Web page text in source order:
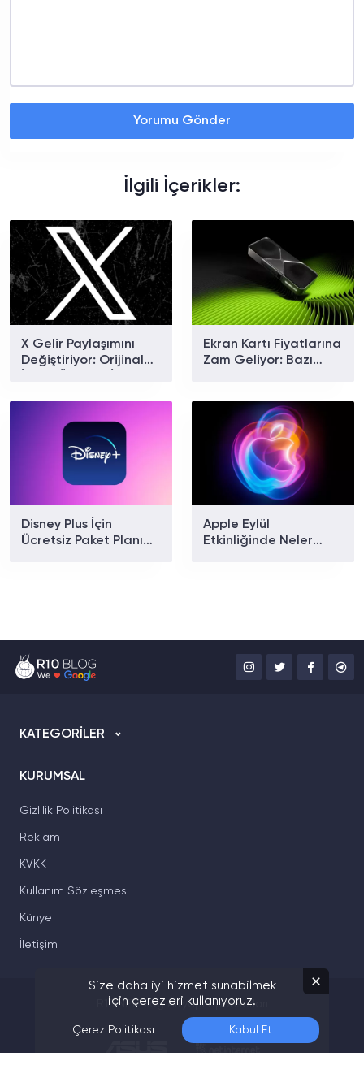
Yorumu Gönder
İlgili İçerikler:
X Gelir Paylaşımını
Değiştiriyor: Orijinal
Ekran Kartı Fiyatlarına
Zam Geliyor: Bazı
Disney Plus İçin
Ücretsiz Paket Planı
Apple Eylül
Etkinliğinde Neler
KATEGORİLER
KURUMSAL
Gizlilik Politikası
Reklam
KVKK
Kullanım Sözleşmesi
Künye
İletişim
R10.NET Blog Altyapı Sponsorları
Size daha iyi hizmet sunabilmek
için çerezleri kullanıyoruz.
Çerez Politikası Kabul Et